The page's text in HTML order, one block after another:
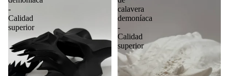
-
Calidad
superior
calavera
demoníaca
-
Calidad
superior